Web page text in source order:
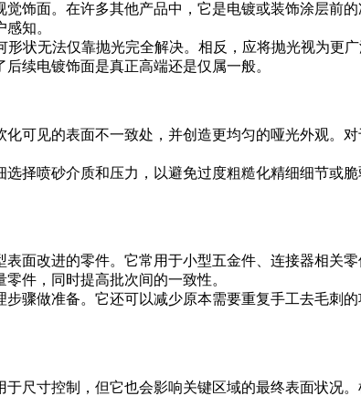
饰面。在许多其他产品中，它是电镀或装饰涂层前
知。
状无法仅靠抛光完全解决。相反，应将抛光视为更
续电镀饰面是真正高端还是仅属一般。
可见的表面不一致处，并创造更均匀的哑光外观。
择喷砂介质和压力，以避免过度粗糙化精细细节或
面改进的零件。它常用于小型五金件、连接器相关
件，同时提高批次间的一致性。
骤做准备。它还可以减少原本需要重复手工去毛刺
尺寸控制，但它也会影响关键区域的最终表面状况